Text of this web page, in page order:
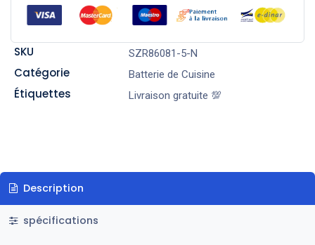
SKU SZR86081-5-N
Catégorie Batterie de Cuisine
Étiquettes Livraison gratuite 💯
Description
spécifications